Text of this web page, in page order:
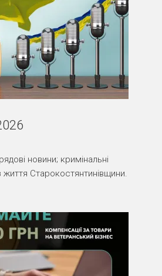
новини; кримінальні
життя Старокостянтинівщини.